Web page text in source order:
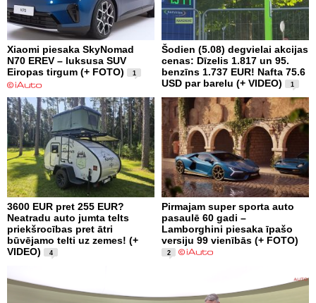
Xiaomi piesaka SkyNomad
N70 EREV – luksusa SUV
Eiropas tirgum (+ FOTO)
1
Šodien (5.08) degvielai akcijas
cenas: Dīzelis 1.817 un 95.
benzīns 1.737 EUR! Nafta 75.6
USD par barelu (+ VIDEO)
1
3600 EUR pret 255 EUR?
Neatradu auto jumta telts
priekšrocības pret ātri
būvējamo telti uz zemes! (+
VIDEO)
4
Pirmajam super sporta auto
pasaulē 60 gadi –
Lamborghini piesaka īpašo
versiju 99 vienībās (+ FOTO)
2